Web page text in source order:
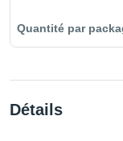
Détails